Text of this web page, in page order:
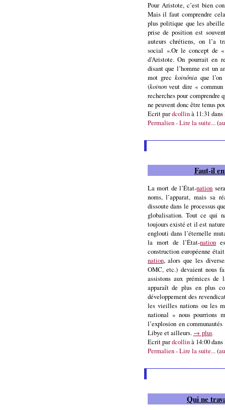
Pour Aristote, c’est bien
Mais il faut comprendre
plus politique que les
prise de position est
auteurs chrétiens, on l’a
social ».Or le concept de
d’Aristote. On pourrait en
disant que l’homme est un
mot greckoinônia que
(koinonveut dire « commun
recherches pour
ne peuvent donc être tenus
Ecrit pardcollinà 11:31 dans
Permalien - Lire la suite...(
Faut-il
La mort de l’État-nation
noms, l’apparat, mais sa
dissoute dans le processus
globalisation. Tout ce qui
toujours existé et il est
englouti dans l’éternelle
la mort de l’État-nation
construction européenne
nation, alors que les
OMC, etc.) devaient nous
assistons aux prémices de
apparaît de plus en plus
développement des
les vieilles nations ou les
national » nous pourrions
l’explosion en
Libye et ailleurs. → plus
Ecrit pardcollinà 14:00 dans
Permalien - Lire la suite...(
Qui ne